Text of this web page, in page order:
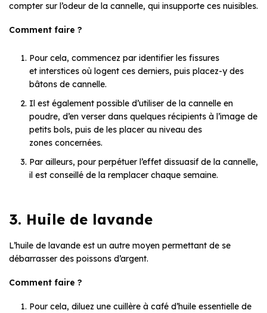
compter sur l’odeur de la cannelle, qui insupporte ces nuisibles.
Comment faire ?
Pour cela, commencez par identifier les fissures
et interstices où logent ces derniers, puis placez-y des
bâtons de cannelle.
Il est également possible d’utiliser de la cannelle en
poudre, d’en verser dans quelques récipients à l’image de
petits bols, puis de les placer au niveau des
zones concernées.
Par ailleurs, pour perpétuer l’effet dissuasif de la cannelle,
il est conseillé de la remplacer chaque semaine.
3. Huile de lavande
L’huile de lavande est un autre moyen permettant de se
débarrasser des poissons d’argent.
Comment faire ?
Pour cela, diluez une cuillère à café d’huile essentielle de